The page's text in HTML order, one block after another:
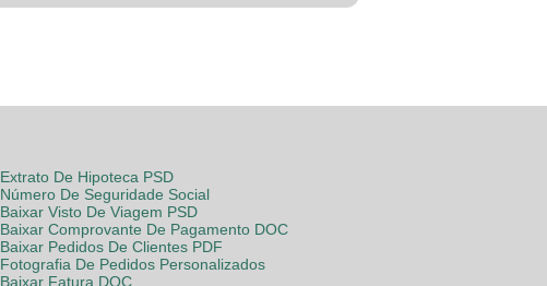
Extrato De Hipoteca PSD
Número De Seguridade Social
Baixar Visto De Viagem PSD
Baixar Comprovante De Pagamento DOC
Baixar Pedidos De Clientes PDF
Fotografia De Pedidos Personalizados
Baixar Fatura DOC